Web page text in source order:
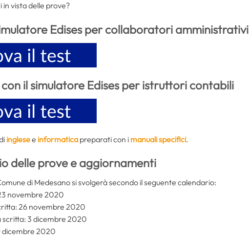
vista delle prove?
Edises per collaboratori amministrativi
il simulatore Edises per istruttori contabili
inglesee informatica preparati con i manuali specifici.
delle prove e aggiornamenti
di Medesano si svolgerà secondo il seguente calendario:
novembre 2020
26 novembre 2020
scritta: 3 dicembre 2020
dicembre 2020